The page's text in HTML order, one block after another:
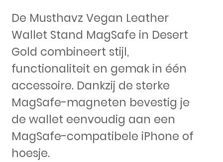
De Musthavz Vegan Leather
Wallet Stand MagSafe in Desert
Gold combineert stijl,
functionaliteit en gemak in één
accessoire. Dankzij de sterke
MagSafe-magneten bevestig je
de wallet eenvoudig aan een
MagSafe-compatibele iPhone of
hoesje.